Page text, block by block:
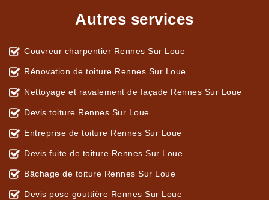
Autres services
Couvreur charpentier Rennes Sur Loue
Rénovation de toiture Rennes Sur Loue
Nettoyage et ravalement de façade Rennes Sur Loue
Devis toiture Rennes Sur Loue
Entreprise de toiture Rennes Sur Loue
Devis fuite de toiture Rennes Sur Loue
Bâchage de toiture Rennes Sur Loue
Devis pose gouttière Rennes Sur Loue